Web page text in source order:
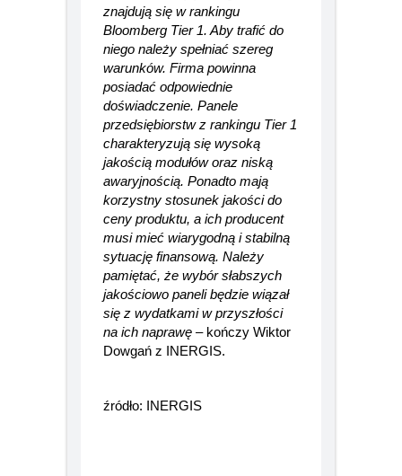
liderów w swojej kategorii. Ci
znajdują się w rankingu
Bloomberg Tier 1. Aby trafić do
niego należy spełniać szereg
warunków. Firma powinna
posiadać odpowiednie
doświadczenie. Panele
przedsiębiorstw z rankingu Tier 1
charakteryzują się wysoką
jakością modułów oraz niską
awaryjnością. Ponadto mają
korzystny stosunek jakości do
ceny produktu, a ich producent
musi mieć wiarygodną i stabilną
sytuację finansową. Należy
pamiętać, że wybór słabszych
jakościowo paneli będzie wiązał
się z wydatkami w przyszłości
na ich naprawę –kończy Wiktor